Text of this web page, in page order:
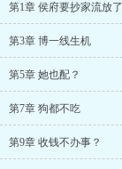
第1章 侯府要抄家流放了
第3章 博一线生机
第5章 她也配？
第7章 狗都不吃
第9章 收钱不办事？